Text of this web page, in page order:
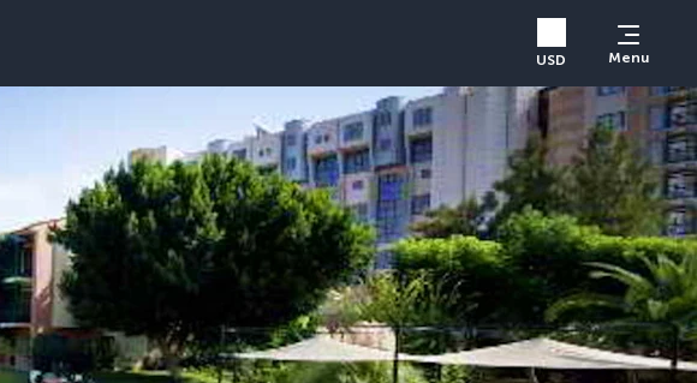
USD Menu